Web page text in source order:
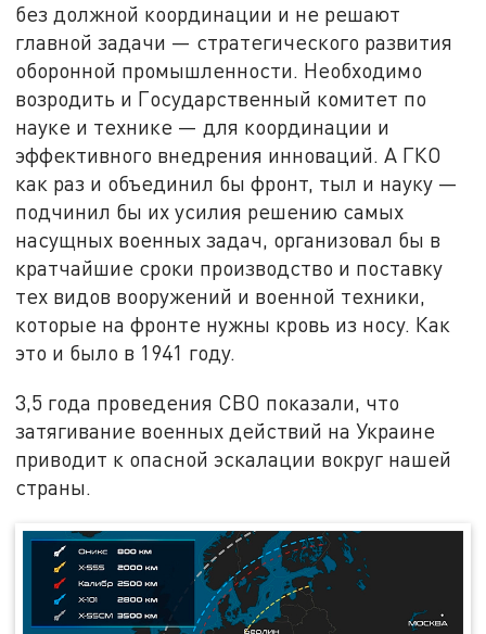
без должной координации и не решают
главной задачи — стратегического развития
оборонной промышленности. Необходимо
возродить и Государственный комитет по
науке и технике — для координации и
эффективного внедрения инноваций. А ГКО
как раз и объединил бы фронт, тыл и науку —
подчинил бы их усилия решению самых
насущных военных задач, организовал бы в
кратчайшие сроки производство и поставку
тех видов вооружений и военной техники,
которые на фронте нужны кровь из носу. Как
это и было в 1941 году.
3,5 года проведения СВО показали, что
затягивание военных действий на Украине
приводит к опасной эскалации вокруг нашей
страны.